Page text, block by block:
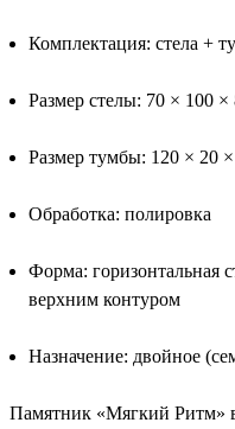
Комплектация: стела +
Размер стелы: 70 × 100 ×
Размер тумбы: 120 × 20
Обработка: полировка
Форма: горизонтальная
верхним контуром
Назначение: двойное
Памятник «Мягкий Ритм»